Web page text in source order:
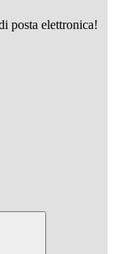
posta elettronica!